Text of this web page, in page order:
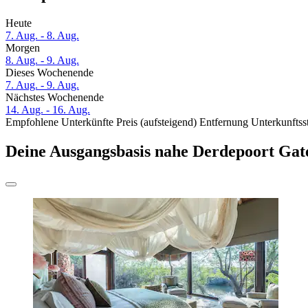
Heute
7. Aug. - 8. Aug.
Morgen
8. Aug. - 9. Aug.
Dieses Wochenende
7. Aug. - 9. Aug.
Nächstes Wochenende
14. Aug. - 16. Aug.
Empfohlene Unterkünfte Preis (aufsteigend) Entfernung
Deine Ausgangsbasis nahe Derdepoort